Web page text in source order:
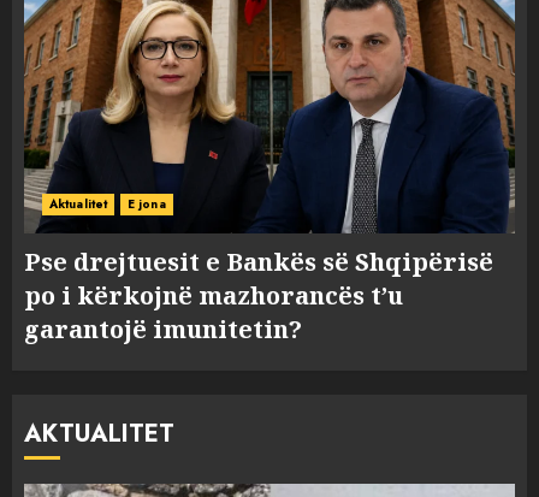
Aktualitet E jona
Pse drejtuesit e Bankës së Shqipërisë
po i kërkojnë mazhorancës t’u
garantojë imunitetin?
AKTUALITET